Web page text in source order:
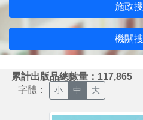
施政
機關
累計出版品總數量：117,865
字體： 小 中 大